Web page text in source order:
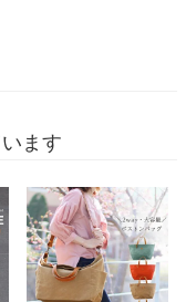
ます